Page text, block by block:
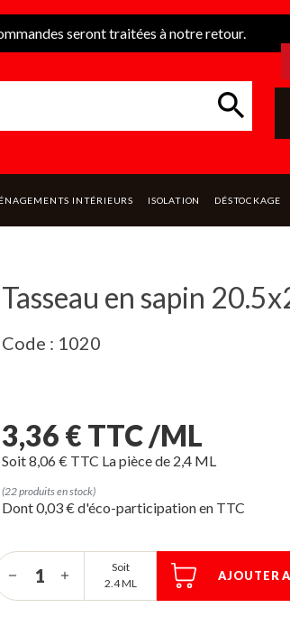
seront traitées à notre retour.
INTÉRIEURS ISOLATION DÉSTOCKAGE
Tasseau en sapin
Code : 1020
3,36 € TTC /ML
Soit 8,06 € TTC La pièce de 2,4 ML
(22 produits en stock)
Dont 0,03 € d'éco-participation
Soit
2.4 ML
AJOUTER